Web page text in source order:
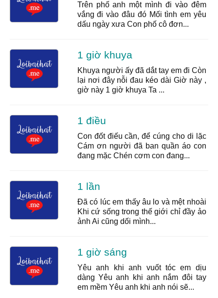
Trên phố anh một mình đi vào đêm
vắng đi vào đâu đó Mối tình em yêu
dấu ngày xưa Con phố cô đơn...
1 giờ khuya
Khuya người ấy đã dắt tay em đi Còn
lại nơi đây nỗi đau kéo dài Giờ này ,
giờ này 1 giờ khuya Ta ...
1 điều
Con đốt điếu cần, để cúng cho di lặc
Cám ơn người đã ban quần áo con
đang mặc Chén cơm con đang...
1 lần
Đã có lúc em thấy âu lo và mệt nhoài
Khi cứ sống trong thế giới chỉ đầy ảo
ảnh Ai cũng dối mình...
1 giờ sáng
Yêu anh khi anh vuốt tóc em dịu
dàng Yêu anh khi anh nắm đôi tay
em mềm Yêu anh khi anh nói sẽ...